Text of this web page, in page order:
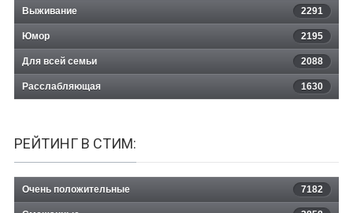
Выживание 2291
Юмор 2195
Для всей семьи 2088
Расслабляющая 1630
РЕЙТИНГ В СТИМ:
Очень положительные 7182